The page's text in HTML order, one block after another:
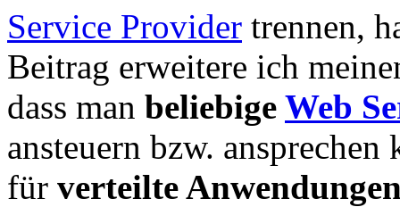
Service Provider trennen,
Beitrag erweitere ich
dass man beliebige Web
ansteuern bzw.
für verteilte